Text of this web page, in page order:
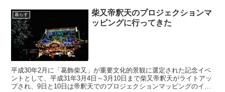
暮らす
柴又帝釈天のプロジェクションマ
ッピングに行ってきた
平成30年2月に「葛飾柴又」が重要文化的景観に選定された記念イベ
ントとして、平成31年3月4日～3月10日まで柴又帝釈天がライトアッ
プされ、9日と10日は帝釈天でのプロジェクションマッピングのイベ